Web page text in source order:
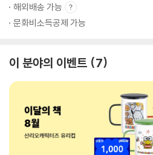
해외배송 가능
문화비소득공제 가능
이 분야의 이벤트 7